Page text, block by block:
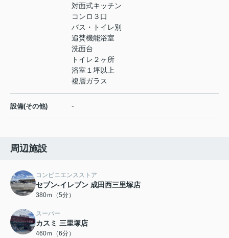
対面式キッチン
コンロ３口
バス・トイレ別
追焚機能浴室
洗面台
トイレ２ヶ所
浴室１坪以上
複層ガラス
設備(その他) -
周辺施設
コンビニエンスストア
セブン-イレブン 成田西三里塚店
380ｍ（5分）
スーパー
カスミ 三里塚店
460ｍ（6分）